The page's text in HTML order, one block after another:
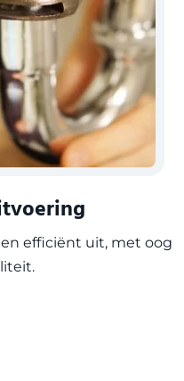
efficiënt uit, met oog